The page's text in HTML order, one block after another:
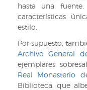
hasta una
características
estilo.
Por supuesto,
Archivo General
ejemplares
Real Monasterio
Biblioteca, que